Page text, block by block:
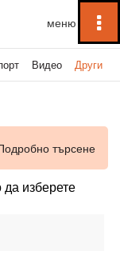
Видео Други
търсене
изберете